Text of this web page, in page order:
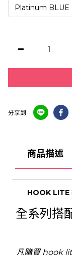
分享到
商品描述
HOOK LITE
全系列搭
凡購買 hook